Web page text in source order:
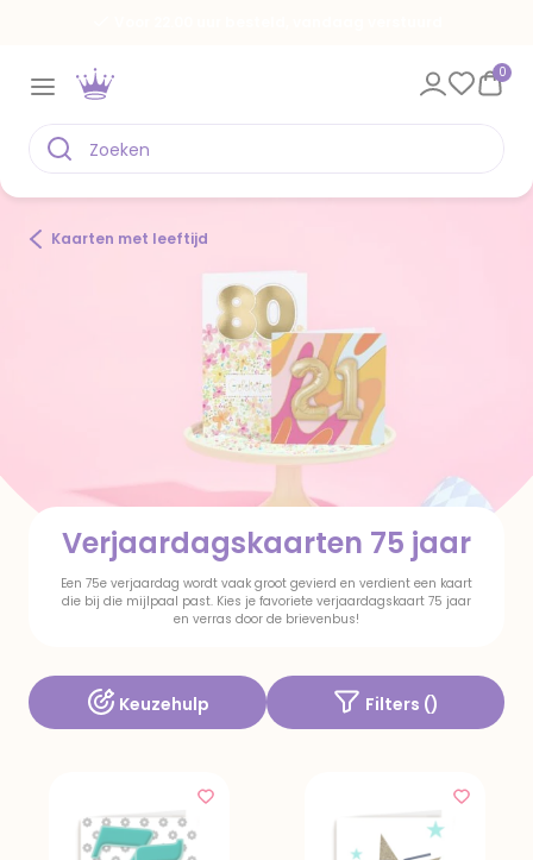
0
Kaarten met leeftijd
Verjaardagskaarten 75 jaar
Een 75e verjaardag wordt vaak groot gevierd en verdient een kaart
die bij die mijlpaal past. Kies je favoriete verjaardagskaart 75 jaar
en verras door de brievenbus!
Keuzehulp Filters ()